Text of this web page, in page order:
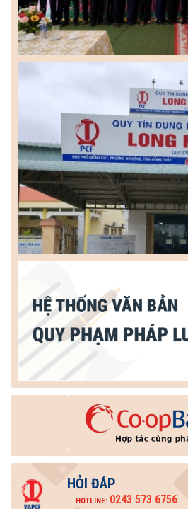
HỎI ĐÁP
HOTLINE: 0243 573 6756